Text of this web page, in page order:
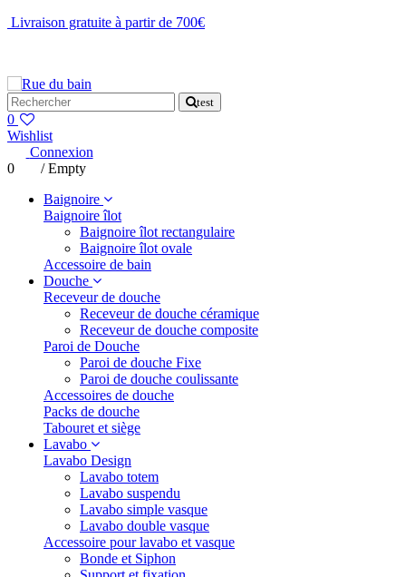
Livraison gratuite à partir de 700€
test
0
Wishlist
Connexion
0
/Empty
Baignoire
Baignoire îlot
Baignoire îlot rectangulaire
Baignoire îlot ovale
Accessoire de bain
Douche
Receveur de douche
Receveur de douche céramique
Receveur de douche composite
Paroi de Douche
Paroi de douche Fixe
Paroi de douche coulissante
Accessoires de douche
Packs de douche
Tabouret et siège
Lavabo
Lavabo Design
Lavabo totem
Lavabo suspendu
Lavabo simple vasque
Lavabo double vasque
Accessoire pour lavabo et vasque
Bonde et Siphon